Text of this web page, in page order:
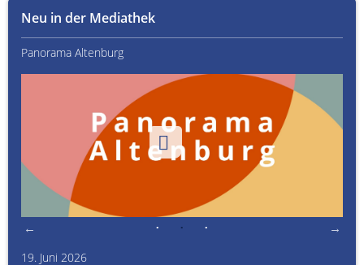
Neu in der Mediathek
Panorama Altenburg
19. Juni 2026